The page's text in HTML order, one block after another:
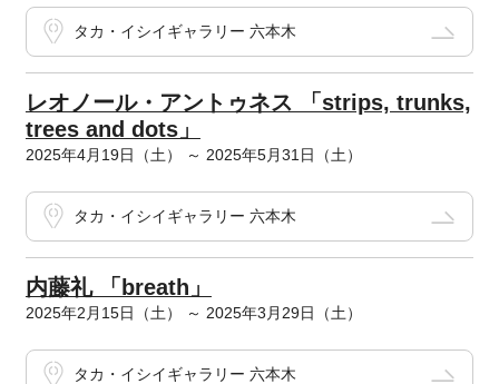
タカ・イシイギャラリー 六本木
レオノール・アントゥネス 「strips, trunks,
trees and dots」
2025年4月19日（土） ～ 2025年5月31日（土）
タカ・イシイギャラリー 六本木
内藤礼 「breath」
2025年2月15日（土） ～ 2025年3月29日（土）
タカ・イシイギャラリー 六本木